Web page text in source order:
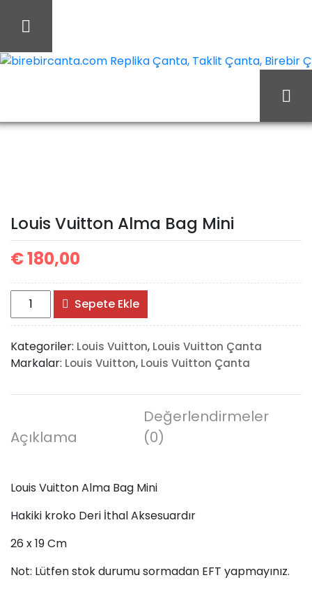
Mini
Louis Vuitton Alma Bag Mini
€180,00
Louis
Vuitton
Alma
Bag
Mini
Sepete Ekle
Kategoriler: Louis Vuitton, Louis Vuitton Çanta
Markalar: Louis Vuitton, Louis Vuitton Çanta
Açıklama
Değerlendirmeler
(0)
Louis Vuitton Alma Bag Mini
Hakiki kroko Deri İthal Aksesuardır
26 x 19 Cm
Not: Lütfen stok durumu sormadan EFT yapmayınız.